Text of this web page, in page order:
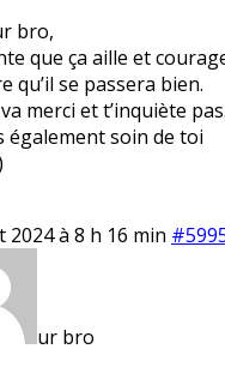
bro,
que ça aille et
qu’il se passera bien.
merci et t’inquiète
également soin de toi
2024 à 8 h 16 min
ur bro